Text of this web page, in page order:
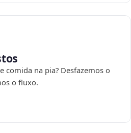
comida na pia? Desfazemos o
o fluxo.